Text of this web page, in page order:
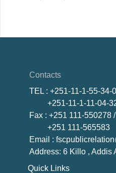
Contacts
TEL : +251-11-1-55-34-
+251-11-1-11-04-
Fax : +251 111-550278 /
+251 111-565583
Email :
Address: 6 Killo , Addis
Quick Links